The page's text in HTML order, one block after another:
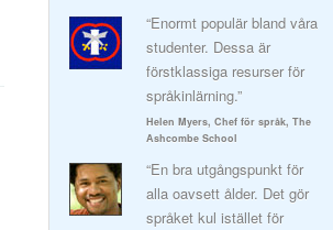
“Enormt populär bland våra
studenter. Dessa är
förstklassiga resurser för
språkinlärning.”
Helen Myers, Chef för språk, The
Ashcombe School
“En bra utgångspunkt för
alla oavsett ålder. Det gör
språket kul istället för